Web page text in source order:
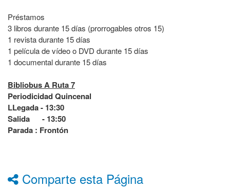
Préstamos
3 libros durante 15 días (prorrogables otros 15)
1 revista durante 15 días
1 película de vídeo o DVD durante 15 días
1 documental durante 15 días
Bibliobus A Ruta 7
Periodicidad Quincenal
LLegada - 13:30
Salida - 13:50
Parada : Frontón
Comparte esta Página